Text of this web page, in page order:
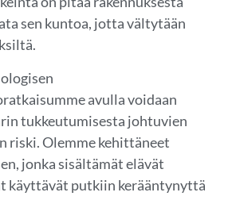
sen kuntoa, jotta vältytään
avulla voidaan
tukkeutumisesta johtuvien
riski. Olemme kehittäneet
jonka sisältämät elävät
käyttävät putkiin kerääntynyttä